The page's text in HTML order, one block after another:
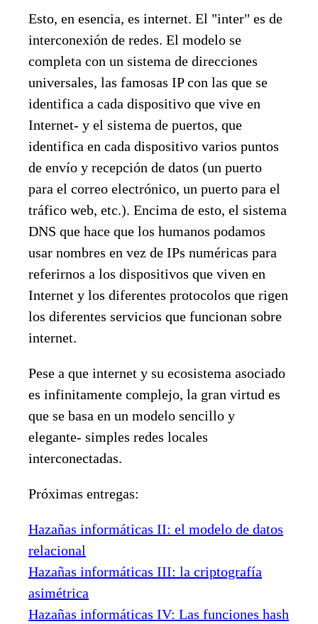
Esto, en esencia, es internet. El "inter" es de
interconexión de redes. El modelo se
completa con un sistema de direcciones
universales, las famosas IP con las que se
identifica a cada dispositivo que vive en
Internet- y el sistema de puertos, que
identifica en cada dispositivo varios puntos
de envío y recepción de datos (un puerto
para el correo electrónico, un puerto para el
tráfico web, etc.). Encima de esto, el sistema
DNS que hace que los humanos podamos
usar nombres en vez de IPs numéricas para
referirnos a los dispositivos que viven en
Internet y los diferentes protocolos que rigen
los diferentes servicios que funcionan sobre
internet.
Pese a que internet y su ecosistema asociado
es infinitamente complejo, la gran virtud es
que se basa en un modelo sencillo y
elegante- simples redes locales
interconectadas.
Próximas entregas:
Hazañas informáticas II: el modelo de datos
relacional
Hazañas informáticas III: la criptografía
asimétrica
Hazañas informáticas IV: Las funciones hash